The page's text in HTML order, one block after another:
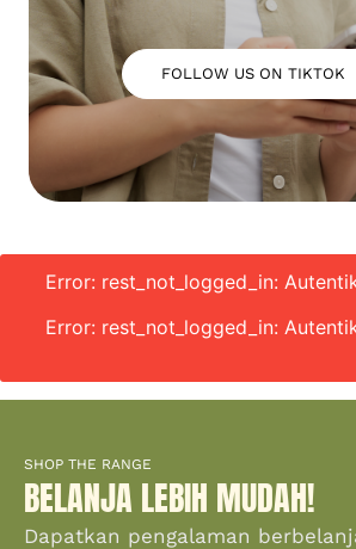
FOLLOW US ON TIKTOK
Error: rest_not_logged_in:
Error: rest_not_logged_in:
SHOP THE RANGE
BELANJA LEBIH MUDAH!
Dapatkan pengalaman